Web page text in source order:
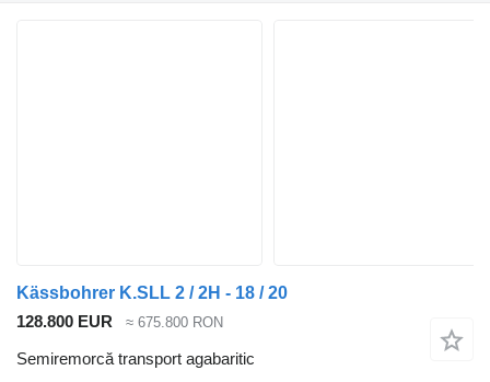
Kässbohrer K.SLL 2 / 2H - 18 / 20
128.800 EUR
≈ 675.800 RON
Semiremorcă transport agabaritic